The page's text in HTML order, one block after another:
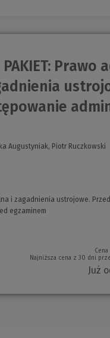
PAKIET:
Augustyniak, Piotr Ruczkowski
i zagadnienia ustrojowe.
egzaminem
Najniższa cena z 30 dni
Już